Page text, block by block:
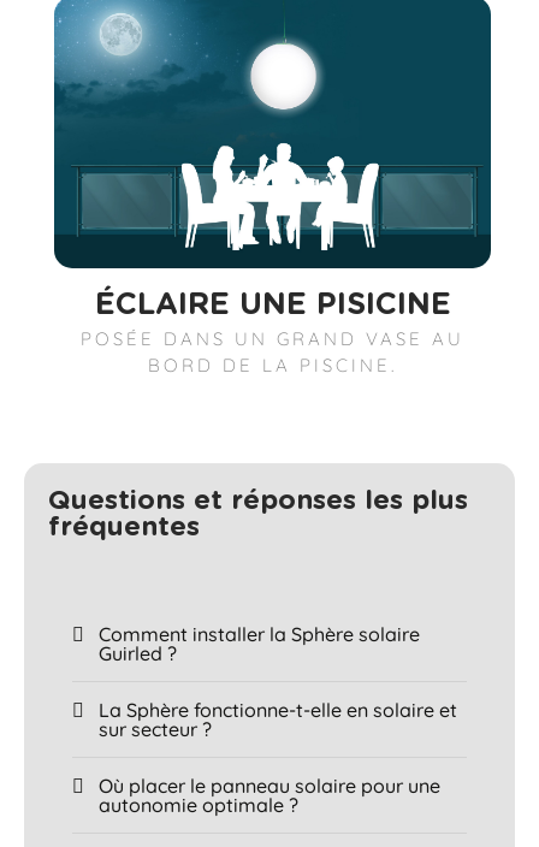
ÉCLAIRE UNE PISICINE
POSÉE DANS UN GRAND VASE AU
BORD DE LA PISCINE.
Questions et réponses les plus
fréquentes​
Comment installer la Sphère solaire
Guirled ?
La Sphère fonctionne-t-elle en solaire et
sur secteur ?
Où placer le panneau solaire pour une
autonomie optimale ?